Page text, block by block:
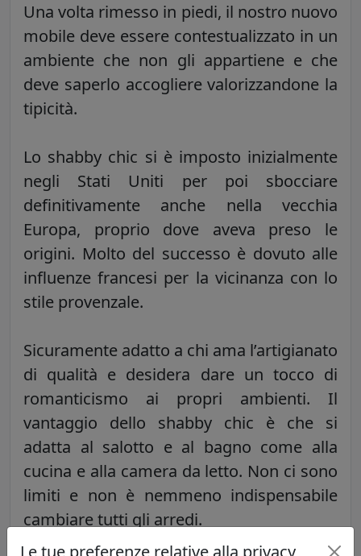
Una volta rimesso in piedi, il nostro nuovo
mobile deve essere contestualizzato in un
ambiente che non gli appartiene e che
deve saperlo accogliere valorizzandone la
tipicità.
Lo shabby chic si è imposto inizialmente
negli Stati Uniti per poi sbocciare
definitivamente anche nella vecchia
Europa, proprio dove aveva preso le
origini. Molto del successo è dovuto alle
influenze francesi per la vicinanza con lo
stile provenzale.
Sicuramente adatto a chi ama l’artigianato
di qualità e desidera dare un tocco di
romanticismo ai propri ambienti. Il
vantaggio dello shabby chic è che si
adatta al salotto e al bagno come alla
cucina e alla camera da letto. Non ci sono
limiti e non è nemmeno indispensabile
cambiare tutti gli arredi.
Le tue preferenze relative alla privacy